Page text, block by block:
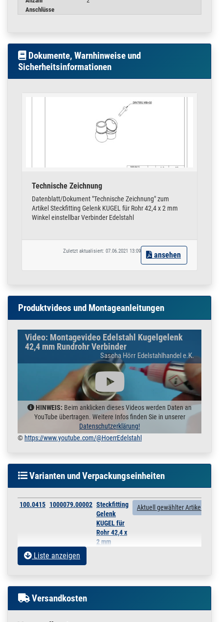
Hinweisschilder, Firmen und Edelstahl Werbeschilder
Reling für Bistro oder Boot und viele weitere Eigenbauten
Andere Rohrverbinder, das Passende Rohr oder auch Endkappen,
Anschlüsse
Dokumente, Warnhinweise und
Sicherheitsinformationen
Technische Zeichnung
Datenblatt/Dokument "Technische Zeichnung" zum
Artikel Steckfitting Gelenk KUGEL für Rohr 42,4 x 2 mm
Winkel einstellbar Verbinder Edelstahl
Zuletzt aktualisiert: 07.06.2021 13:09 ansehen
Produktvideos und Montageanleitungen
Video: Montagevideo Edelstahl Kugelgelenk
42,4 mm Rundrohr Verbinder
Sascha Hörr Edelstahlhandel e.K.
HINWEIS: Beim anklicken dieses Videos werden Daten an
YouTube übertragen. Weitere Infos finden Sie in unserer
Datenschutzerklärung!
© https://www.youtube.com/@HoerrEdelstahl
Varianten und Verpackungseinheiten
100.0415 1000079.00002 Steckfitting
Gelenk
KUGEL für
Rohr 42,4 x
2 mm
für Rohr 42,4
Aktuell gewählter Artikel
100.0420 1000079.00003 Steckfitting Gelenk
Liste anzeigen
Versandkosten